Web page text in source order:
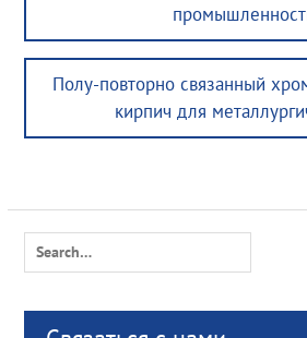
Next
Полу-повторно связанный
кирпич для
Search